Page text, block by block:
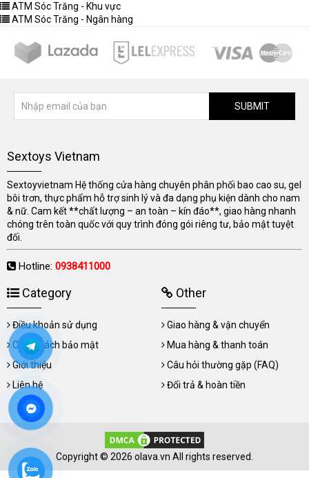
ATM Sóc Trăng - Khu vực
ATM Sóc Trăng - Ngân hàng
SUBMIT
Sextoys Vietnam
Sextoyvietnam Hệ thống cửa hàng chuyên phân phối bao cao su, gel
bôi trơn, thực phẩm hỗ trợ sinh lý và đa dạng phụ kiện dành cho nam
& nữ. Cam kết **chất lượng – an toàn – kín đáo**, giao hàng nhanh
chóng trên toàn quốc với quy trình đóng gói riêng tư, bảo mật tuyệt
đối.
Hotline: 0938411000
Category
Điều khoản sử dụng
Chính sách bảo mật
Giới thiệu
Liên hệ
Other
Giao hàng & vận chuyển
Mua hàng & thanh toán
Câu hỏi thường gặp (FAQ)
Đổi trả & hoàn tiền
Copyright © 2026 olava.vn All rights reserved.